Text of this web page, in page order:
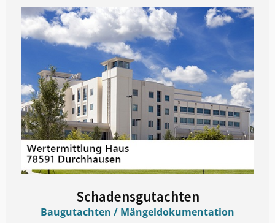
Schadensgutachten
Baugutachten / Mängeldokumentation